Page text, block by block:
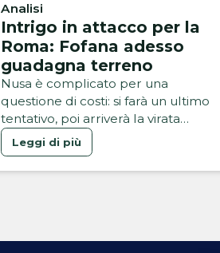
Analisi
Intrigo in attacco per la
Roma: Fofana adesso
guadagna terreno
Nusa è complicato per una
questione di costi: si farà un ultimo
tentativo, poi arriverà la virata
sull'ala del Lione
Leggi di più